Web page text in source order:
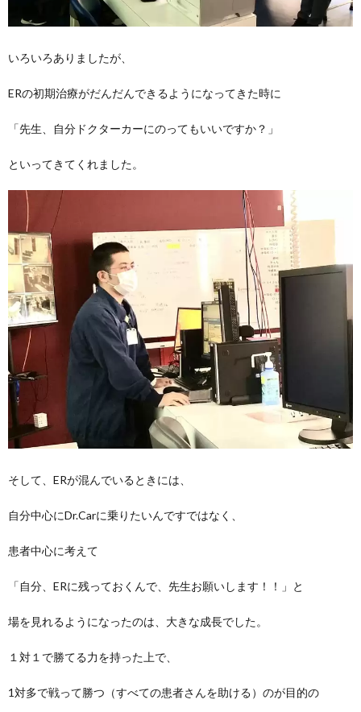
いろいろありましたが、
ERの初期治療がだんだんできるようになってきた時に
「先生、自分ドクターカーにのってもいいですか？」
といってきてくれました。
そして、ERが混んでいるときには、
自分中心にDr.Carに乗りたいんですではなく、
患者中心に考えて
「自分、ERに残っておくんで、先生お願いします！！」と
場を見れるようになったのは、大きな成長でした。
１対１で勝てる力を持った上で、
1対多で戦って勝つ（すべての患者さんを助ける）のが目的の